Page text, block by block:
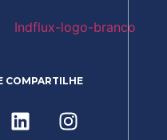
COMPARTILHE